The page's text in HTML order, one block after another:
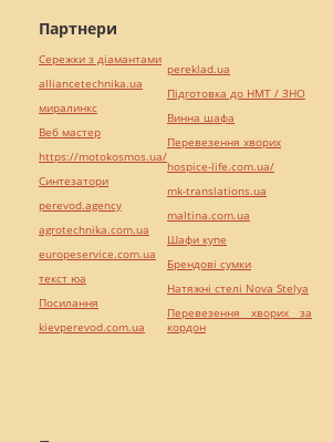
Партнери
Сережки з діамантами
alliancetechnika.ua
миралинкс
Веб мастер
https://motokosmos.ua/
Синтезатори
perevod.agency
agrotechnika.com.ua
europeservice.com.ua
текст юа
Посилання
kievperevod.com.ua
pereklad.ua
Підготовка до НМТ / ЗНО
Винна шафа
Перевезення хворих
hospice-life.com.ua/
mk-translations.ua
maltina.com.ua
Шафи купе
Брендові сумки
Натяжні стелі Nova Stelya
Перевезення хворих за
кордон